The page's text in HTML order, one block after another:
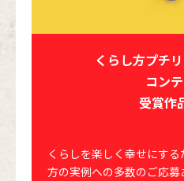
くらし方プチ
コン
受賞作
くらしを楽しく幸せにす
方の実例への多数のご応